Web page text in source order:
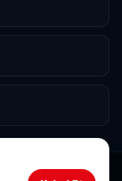
Tasarım & Yazılım: Brokod